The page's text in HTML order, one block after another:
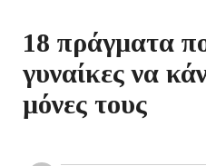
18 πράγματα
γυναίκες να
μόνες τους